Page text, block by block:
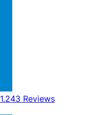
1.243 Reviews